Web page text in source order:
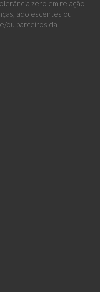
zero em relação
adolescentes ou
ou parceiros da